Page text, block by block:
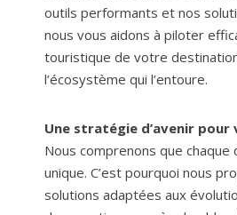
outils performants et nos
nous vous aidons à piloter
touristique de votre
l’écosystème qui l’entoure.
Une stratégie d’avenir
Nous comprenons que
unique. C’est pourquoi nous
solutions adaptées aux